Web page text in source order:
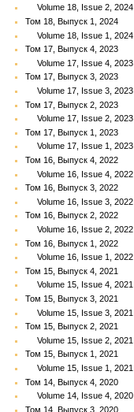
Volume 18, Issue 2, 2024
Том 18, Выпуск 1, 2024
Volume 18, Issue 1, 2024
Том 17, Выпуск 4, 2023
Volume 17, Issue 4, 2023
Том 17, Выпуск 3, 2023
Volume 17, Issue 3, 2023
Том 17, Выпуск 2, 2023
Volume 17, Issue 2, 2023
Том 17, Выпуск 1, 2023
Volume 17, Issue 1, 2023
Том 16, Выпуск 4, 2022
Volume 16, Issue 4, 2022
Том 16, Выпуск 3, 2022
Volume 16, Issue 3, 2022
Том 16, Выпуск 2, 2022
Volume 16, Issue 2, 2022
Том 16, Выпуск 1, 2022
Volume 16, Issue 1, 2022
Том 15, Выпуск 4, 2021
Volume 15, Issue 4, 2021
Том 15, Выпуск 3, 2021
Volume 15, Issue 3, 2021
Том 15, Выпуск 2, 2021
Volume 15, Issue 2, 2021
Том 15, Выпуск 1, 2021
Volume 15, Issue 1, 2021
Том 14, Выпуск 4, 2020
Volume 14, Issue 4, 2020
Том 14, Выпуск 3, 2020